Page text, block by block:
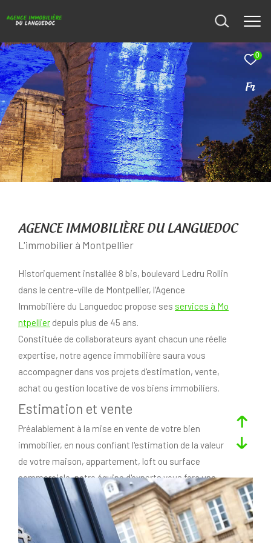
0
Fr
AGENCE IMMOBILIÈRE DU LANGUEDOC
L'immobilier à Montpellier
Historiquement installée 8 bis, boulevard Ledru Rollin
dans le centre-ville de Montpellier, l'Agence
Immobilière du Languedoc propose ses services à Mo
ntpellier depuis plus de 45 ans.
Constituée de collaborateurs ayant chacun une réelle
expertise, notre agence immobilière saura vous
accompagner dans vos projets d'estimation, vente,
achat ou gestion locative de vos biens immobiliers.
Estimation et vente
Préalablement à la mise en vente de votre bien
immobilier, en nous confiant l'estimation de la valeur
de votre maison, appartement, loft ou surface
commerciale, notre équipe d'experts vous fera une
estimation immobilière fiable et justifiée, grâce à sa
parfaite connaissance du marché.
Une fois mandatés, nos agents immobiliers feront la